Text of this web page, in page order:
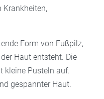
Form von Fußpilz,
Haut entsteht. Die
kleine Pusteln auf.
gespannter Haut.